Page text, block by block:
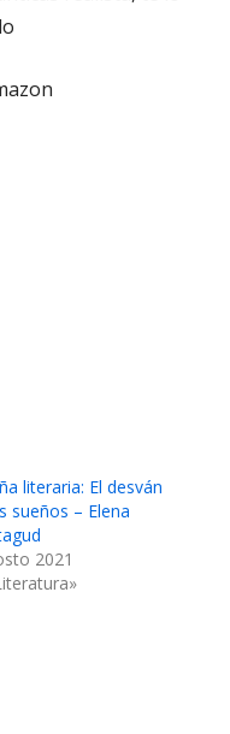
literaria: El desván
sueños – Elena
2021